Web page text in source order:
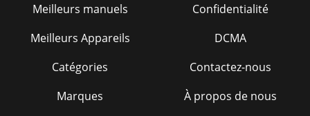
Meilleurs manuels
Meilleurs Appareils
Catégories
Marques
Confidentialité
DCMA
Contactez-nous
À propos de nous